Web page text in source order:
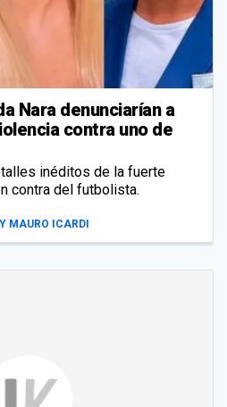
Nara denunciarían a
contra uno de
inéditos de la fuerte
contra del futbolista.
MAURO ICARDI